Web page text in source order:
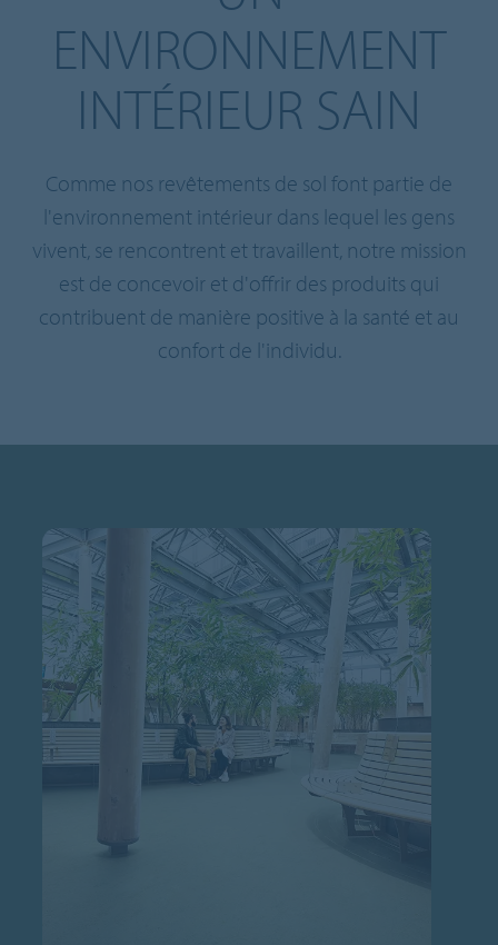
ENVIRONNEMENT
INTÉRIEUR SAIN
Comme nos revêtements de sol font partie de
l'environnement intérieur dans lequel les gens
vivent, se rencontrent et travaillent, notre mission
est de concevoir et d'offrir des produits qui
contribuent de manière positive à la santé et au
confort de l'individu.